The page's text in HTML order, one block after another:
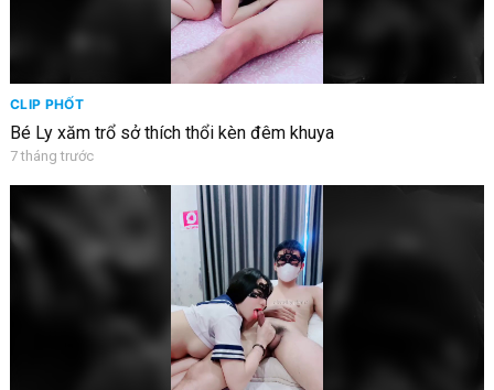
CLIP PHỐT
Bé Ly xăm trổ sở thích thổi kèn đêm khuya
7 tháng trước